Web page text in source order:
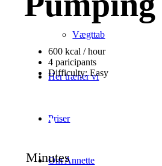
Vægttab
Her træner vi
Priser
Om Annette
600 kcal / hour
4 paricipants
Difficulty: Easy
45
Minutes